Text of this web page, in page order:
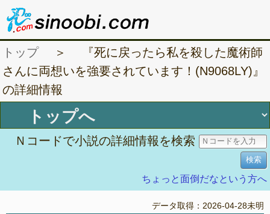
トップ＞ 『死に戻ったら私を殺した魔術師
さんに両想いを強要されています！(N9068LY)』
の詳細情報
Ｎコードで小説の詳細情報を検索
ちょっと面倒だなという方へ
データ取得：2026-04-28未明